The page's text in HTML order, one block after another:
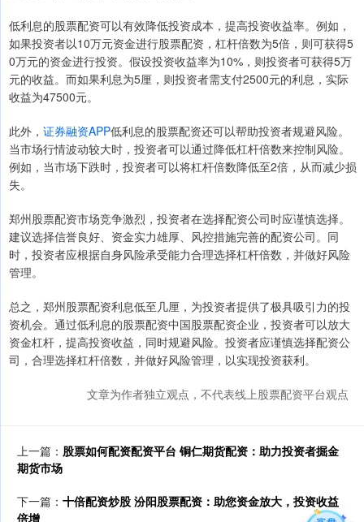
低利息的股票配资可以有效降低投资成本，提高投资收益率。例如，
如果投资者以10万元资金进行股票配资，杠杆倍数为5倍，则可获得5
0万元的资金进行投资。假设投资收益率为10%，则投资者可获得5万
元的收益。而如果利息为5厘，则投资者需支付2500元的利息，实际
收益为47500元。
此外， 证券融资APP低利息的股票配资还可以帮助投资者规避风险。
当市场行情波动较大时，投资者可以通过降低杠杆倍数来控制风险。
例如，当市场下跌时，投资者可以将杠杆倍数降低至2倍，从而减少损
失。
郑州股票配资市场竞争激烈，投资者在选择配资公司时应谨慎选择。
建议选择信誉良好、资金实力雄厚、风控措施完善的配资公司。同
时，投资者应根据自身风险承受能力合理选择杠杆倍数，并做好风险
管理。
总之，郑州股票配资利息低至几厘，为投资者提供了极具吸引力的投
资机会。通过低利息的股票配资中国股票配资企业，投资者可以放大
资金杠杆，提高投资收益，同时规避风险。投资者应谨慎选择配资公
司，合理选择杠杆倍数，并做好风险管理，以实现投资获利。
文章为作者独立观点，不代表线上股票配资平台观点
上一篇： 股票如何配资配资平台 铜仁期货配资：助力投资者掘金
期货市场
下一篇： 十倍配资炒股 汾阳股票配资：助您资金放大，投资收益
倍增